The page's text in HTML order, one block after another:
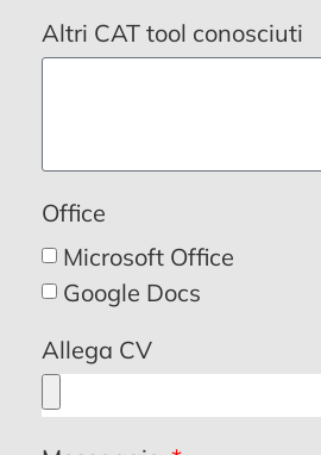
Altri CAT tool conosciuti
Office
Microsoft Office
Google Docs
Allega CV